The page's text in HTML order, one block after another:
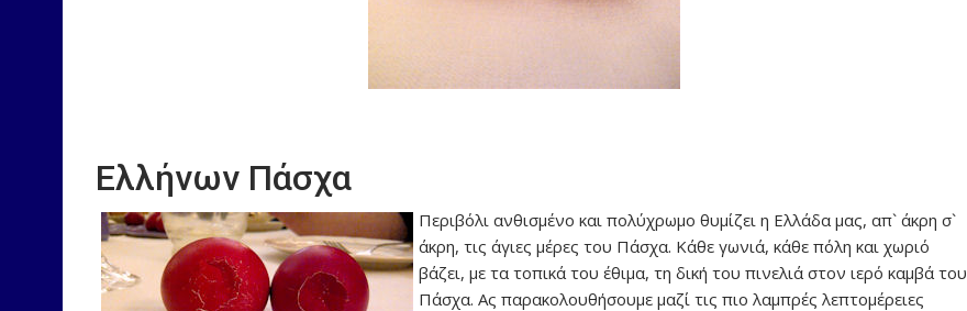
Ελλήνων Πάσχα
Περιβόλι ανθισμένο και πολύχρωμο θυμίζει η Ελλάδα μας, απ` άκρη σ`
άκρη, τις άγιες μέρες του Πάσχα. Κάθε γωνιά, κάθε πόλη και χωριό
βάζει, με τα τοπικά του έθιμα, τη δική του πινελιά στον ιερό καμβά του
Πάσχα. Ας παρακολουθήσουμε μαζί τις πιο λαμπρές λεπτομέρειες